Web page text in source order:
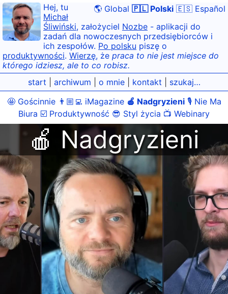
🌎 Global 🇵🇱 Polski 🇪🇸 Español
Hej, tu
Michał
Śliwiński, założyciel Nozbe - aplikacji do
zadań dla nowoczesnych przedsiębiorców i
ich zespołów. Po polsku piszę o
produktywności. Wierzę, że praca to nie jest miejsce do
którego idziesz, ale to co robisz.
start
archiwum o mnie| kontakt
szukaj…
🤩 Gościnnie 👨🏼‍💻 iMagazine 🍎 Nadgryzieni 🎙 Nie Ma
Biura ☑️ Produktywność 😎 Styl życia 📺 Webinary
🍎 Nadgryzieni